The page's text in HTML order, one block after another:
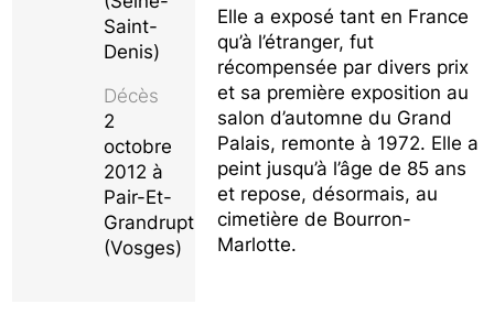
Elle a exposé tant en France
qu’à l’étranger, fut
récompensée par divers prix
et sa première exposition au
salon d’automne du Grand
Palais, remonte à 1972. Elle a
peint jusqu’à l’âge de 85 ans
et repose, désormais, au
cimetière de Bourron-
Marlotte.
Saint-
Denis)
Décès
2
octobre
2012 à
Pair-Et-
Grandrupt
(Vosges)